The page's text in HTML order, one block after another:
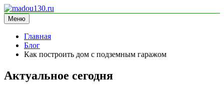
Перейти
к
содержимому
madou130.ru
информационный сайт
Меню
Главная
Блог
Как построить дом с подземным гаражом
Актуальное сегодня